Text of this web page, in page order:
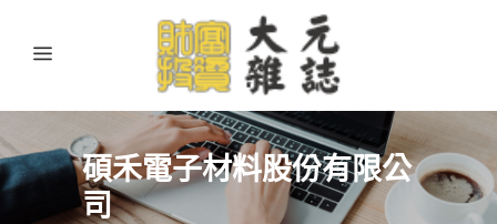
碩禾電子材料股份有限公
司